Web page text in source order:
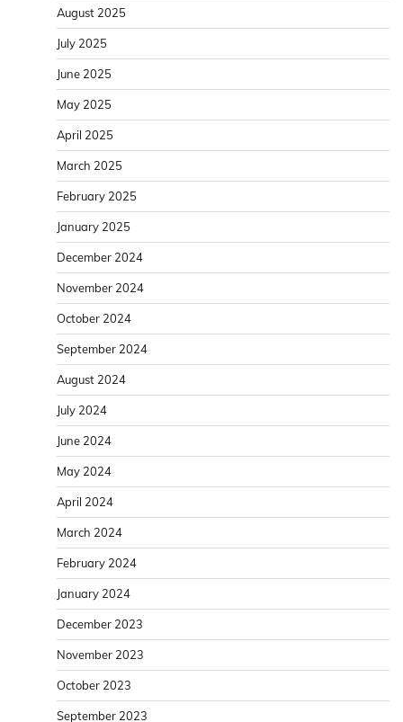
August 2025
July 2025
June 2025
May 2025
April 2025
March 2025
February 2025
January 2025
December 2024
November 2024
October 2024
September 2024
August 2024
July 2024
June 2024
May 2024
April 2024
March 2024
February 2024
January 2024
December 2023
November 2023
October 2023
September 2023